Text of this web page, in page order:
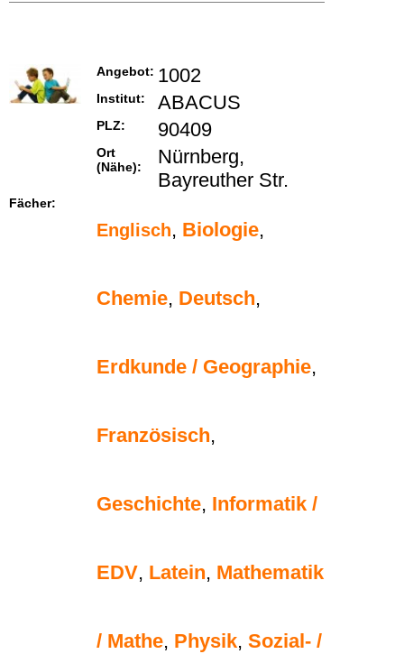
Angebot: 1002
Institut: ABACUS
PLZ: 90409
Ort
(Nähe):
Nürnberg,
Bayreuther Str.
Fächer:
Englisch, Biologie,
Chemie, Deutsch,
Erdkunde / Geographie,
Französisch,
Geschichte, Informatik /
EDV, Latein, Mathematik
/ Mathe, Physik, Sozial- /